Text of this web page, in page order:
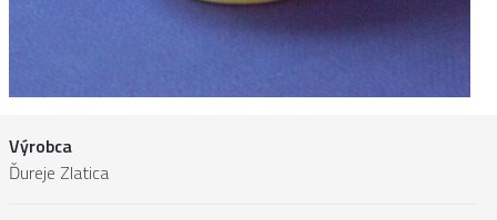
Výrobca
Ďureje Zlatica